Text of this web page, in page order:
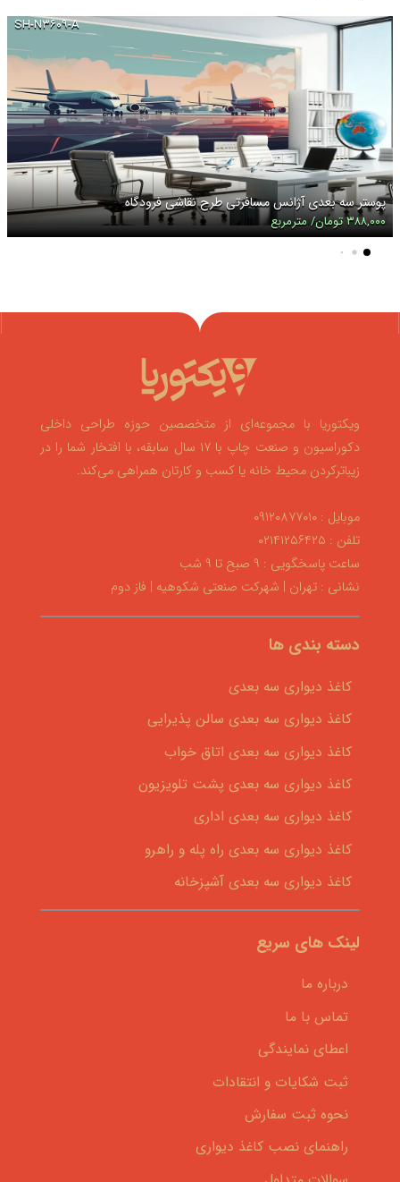
SH-N۳۶۰۹-A
پوستر سه بعدی آژانس مسافرتی طرح نقاشی فرودگاه
۳۸۸,۰۰۰ تومان/ مترمربع
ویکتوریا با مجموعه‌ای از متخصصین حوزه طراحی داخلی
دکوراسیون و صنعت چاپ با ۱۷ سال سابقه، با افتخار شما را در
زیباترکردن محیط خانه یا کسب و کارتان همراهی می‌کند.
موبایل : ۰۹۱۲۰۸۷۷۰۱۰
تلفن : ۰۲۱۴۱۲۵۶۴۲۵
ساعت پاسخگویی : ۹ صبح تا ۹ شب
نشانی : تهران | شهرکت صنعتی شکوهیه | فاز دوم
دسته بندی ها
کاغذ دیواری سه بعدی
کاغذ دیواری سه بعدی سالن پذیرایی
کاغذ دیواری سه بعدی اتاق خواب
کاغذ دیواری سه بعدی پشت تلویزیون
کاغذ دیواری سه بعدی اداری
کاغذ دیواری سه بعدی راه پله و راهرو
کاغذ دیواری سه بعدی آشپزخانه
لینک های سریع
درباره ما
تماس با ما
اعطای نمایندگی
ثبت شکایات و انتقادات
نحوه ثبت سفارش
راهنمای نصب کاغذ دیواری